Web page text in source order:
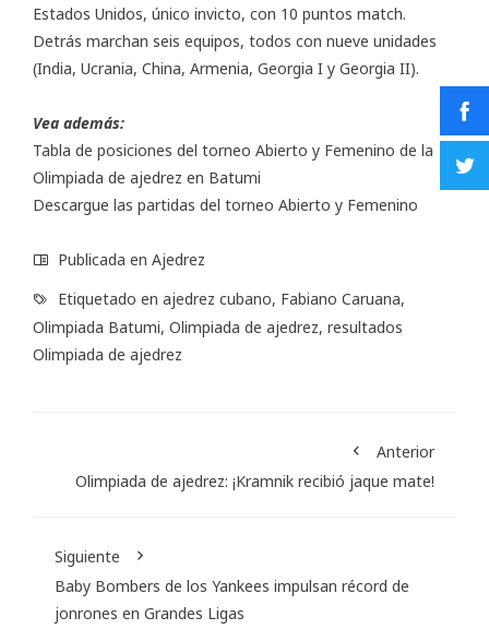
Estados Unidos, único invicto, con 10 puntos match.
Detrás marchan seis equipos, todos con nueve unidades
(India, Ucrania, China, Armenia, Georgia I y Georgia II).
Vea además:
Tabla de posiciones del torneo Abierto y Femenino de la
Olimpiada de ajedrez en Batumi
Descargue las partidas del torneo Abierto y Femenino
Publicada en Ajedrez
Etiquetado en ajedrez cubano, Fabiano Caruana,
Olimpiada Batumi, Olimpiada de ajedrez, resultados
Olimpiada de ajedrez
Anterior
Olimpiada de ajedrez: ¡Kramnik recibió jaque mate!
Siguiente
Baby Bombers de los Yankees impulsan récord de
jonrones en Grandes Ligas